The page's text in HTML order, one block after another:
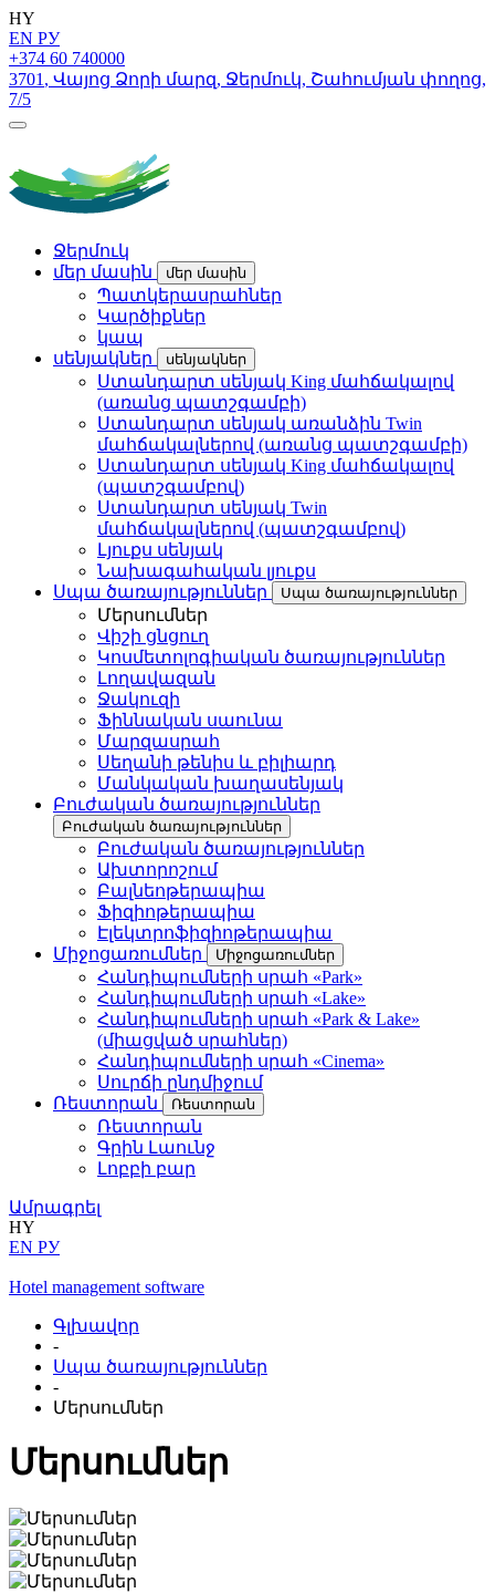
HY
EN РУ
+374 60 740000
3701 , Վայոց Ձորի մարզ, Ջերմուկ, Շահումյան փողոց,
7/5
Ջերմուկ
մեր մասին
մեր մասին
Պատկերասրահներ
Կարծիքներ
կապ
սենյակներ
սենյակներ
Ստանդարտ սենյակ King մահճակալով
(առանց պատշգամբի)
Ստանդարտ սենյակ առանձին Twin
մահճակալներով (առանց պատշգամբի)
Ստանդարտ սենյակ King մահճակալով
(պատշգամբով)
Ստանդարտ սենյակ Twin
մահճակալներով (պատշգամբով)
Լյուքս սենյակ
Նախագահական լյուքս
Սպա ծառայություններ
Սպա ծառայություններ
Մերսումներ
Վիշի ցնցուղ
Կոսմետոլոգիական ծառայություններ
Լողավազան
Ջակուզի
Ֆիննական սաունա
Մարզասրահ
Սեղանի թենիս և բիլիարդ
Մանկական խաղասենյակ
Բուժական ծառայություններ
Բուժական ծառայություններ
Բուժական ծառայություններ
Ախտորոշում
Բալնեոթերապիա
Ֆիզիոթերապիա
Էլեկտրոֆիզիոթերապիա
Միջոցառումներ
Միջոցառումներ
Հանդիպումների սրահ «Park»
Հանդիպումների սրահ «Lake»
Հանդիպումների սրահ «Park & Lake»
(միացված սրահներ)
Հանդիպումների սրահ «Cinema»
Սուրճի ընդմիջում
Ռեստորան
Ռեստորան
Ռեստորան
Գրին Լաունջ
Լոբբի բար
Ամրագրել
HY
EN РУ
Hotel management software
Գլխավոր
-
Սպա ծառայություններ
-
Մերսումներ
Մերսումներ